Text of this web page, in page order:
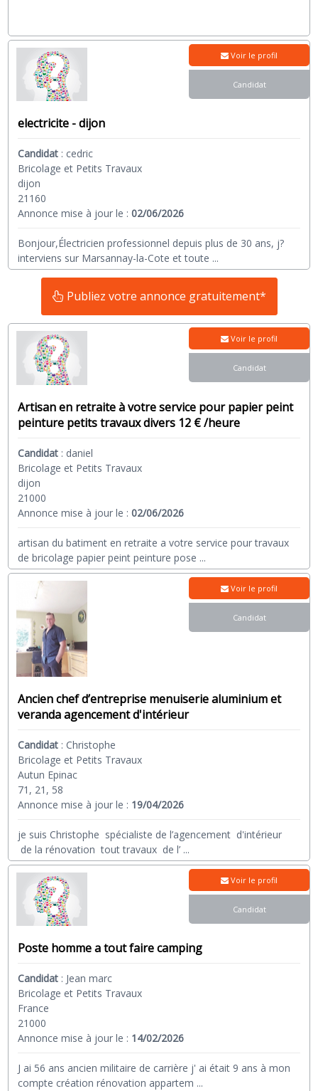
electricite - dijon
Candidat : cedric
Bricolage et Petits Travaux
dijon
21160
Annonce mise à jour le :02/06/2026
Bonjour,Électricien professionnel depuis plus de 30 ans, j?
interviens sur Marsannay-la-Cote et toute ...
Voir le profil
Candidat
Publiez votre annonce gratuitement*
Artisan en retraite à votre service pour papier peint
peinture petits travaux divers 12 € /heure
Candidat : daniel
Bricolage et Petits Travaux
dijon
21000
Annonce mise à jour le :02/06/2026
artisan du batiment en retraite a votre service pour travaux
de bricolage papier peint peinture pose ...
Voir le profil
Candidat
Ancien chef d’entreprise menuiserie aluminium et
veranda agencement d'intérieur
Candidat : Christophe
Bricolage et Petits Travaux
Autun Epinac
71, 21, 58
Annonce mise à jour le : 19/04/2026
je suis Christophe spécialiste de l’agencement d'intérieur
de la rénovation tout travaux de l’ ...
Voir le profil
Candidat
Poste homme a tout faire camping
Candidat : Jean marc
Bricolage et Petits Travaux
France
21000
Annonce mise à jour le : 14/02/2026
J ai 56 ans ancien militaire de carrière j' ai était 9 ans à mon
compte création rénovation appartem ...
Voir le profil
Candidat